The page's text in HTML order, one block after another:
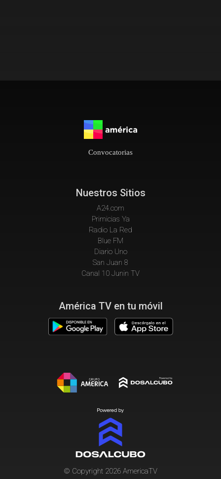
Convocatorias
Nuestros Sitios
A24.com
Primicias Ya
Radio La Red
Blue FM
Diario Uno
San Juan 8
Canal 10 Junin TV
América TV en tu móvil
© Copyright 2026 AmericaTV